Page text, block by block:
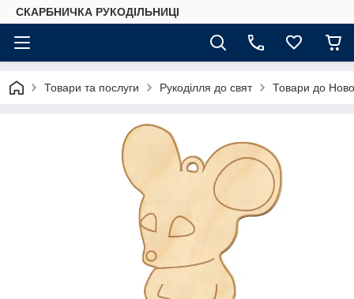
СКАРБНИЧКА РУКОДІЛЬНИЦІ
Товари та послуги Рукоділля до свят Товари до